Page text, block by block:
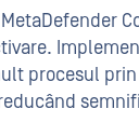
procesul